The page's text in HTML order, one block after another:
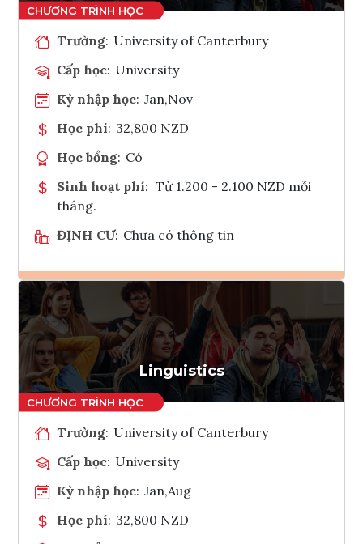
Trường: University of Canterbury
Cấp học: University
Kỳ nhập học: Jan,Nov
Học phí: 32,800 NZD
Học bổng: Có
Sinh hoạt phí: Từ 1.200 - 2.100 NZD mỗi
tháng.
ĐỊNH CƯ: Chưa có thông tin
Ghi danh
Tham vấn Interlink
Linguistics
Trường: University of Canterbury
Cấp học: University
Kỳ nhập học: Jan,Aug
Học phí: 32,800 NZD